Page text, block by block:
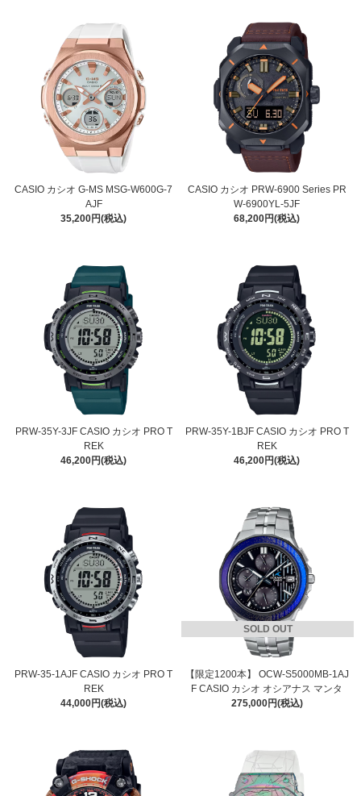
CASIO カシオ G-MS MSG-W600G-7
AJF
35,200円(税込)
CASIO カシオ PRW-6900 Series PR
W-6900YL-5JF
68,200円(税込)
PRW-35Y-3JF CASIO カシオ PRO T
REK
46,200円(税込)
PRW-35Y-1BJF CASIO カシオ PRO T
REK
46,200円(税込)
PRW-35-1AJF CASIO カシオ PRO T
REK
44,000円(税込)
SOLD OUT
【限定1200本】 OCW-S5000MB-1AJ
F CASIO カシオ オシアナス マンタ
275,000円(税込)